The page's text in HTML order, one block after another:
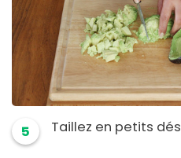
5 Taillez en petits